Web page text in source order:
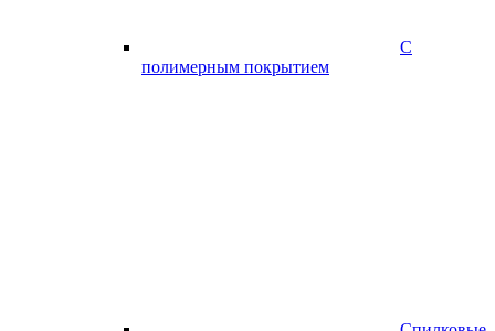
С
полимерным покрытием